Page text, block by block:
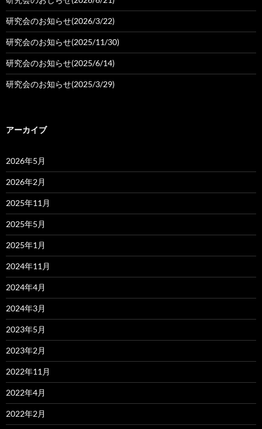
研究会のお知らせ(2026/3/22)
研究会のお知らせ(2025/11/30)
研究会のお知らせ(2025/6/14)
研究会のお知らせ(2025/3/29)
アーカイブ
2026年5月
2026年2月
2025年11月
2025年5月
2025年1月
2024年11月
2024年4月
2024年3月
2023年5月
2023年2月
2022年11月
2022年4月
2022年2月